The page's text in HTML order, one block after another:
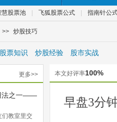
慧股票池 飞狐股票公式 指南针公
>> 炒股技巧
股票知识 炒股经验 股市实战
更多>>
法之一——
卖出法
们教室里交
本文好评率100%
早盘3分